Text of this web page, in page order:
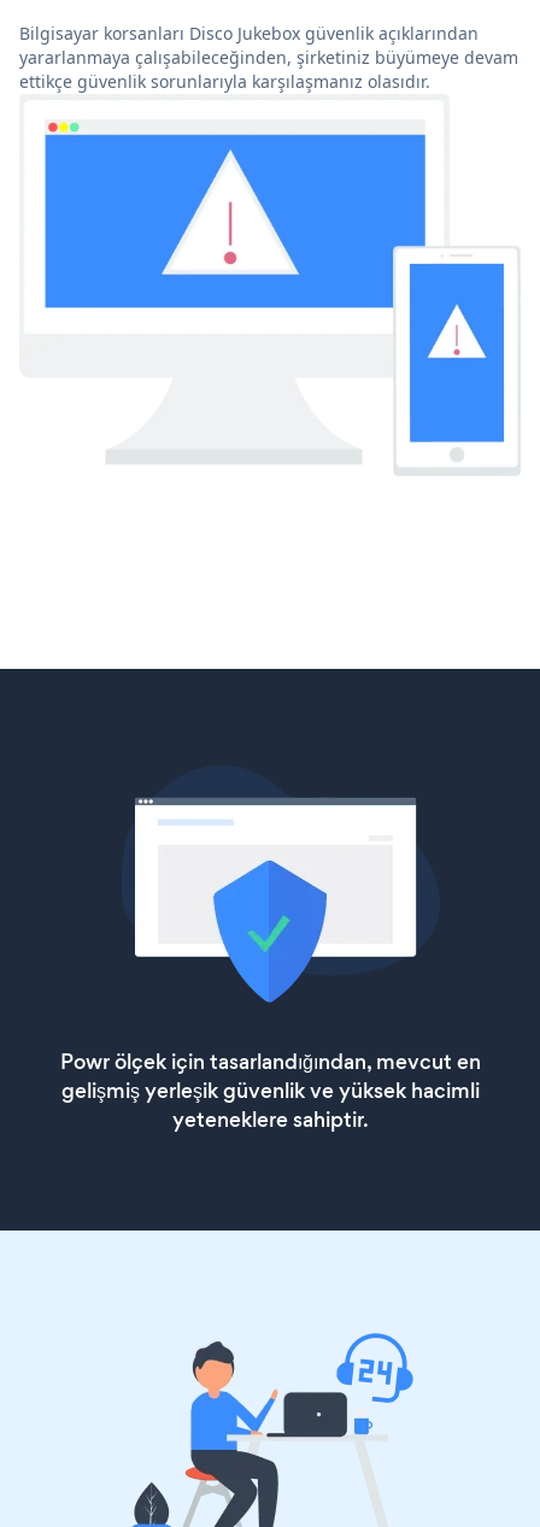
Bilgisayar korsanları Disco Jukebox güvenlik açıklarından
yararlanmaya çalışabileceğinden, şirketiniz büyümeye devam
ettikçe güvenlik sorunlarıyla karşılaşmanız olasıdır.
Powr ölçek için tasarlandığından, mevcut en
gelişmiş yerleşik güvenlik ve yüksek hacimli
yeteneklere sahiptir.